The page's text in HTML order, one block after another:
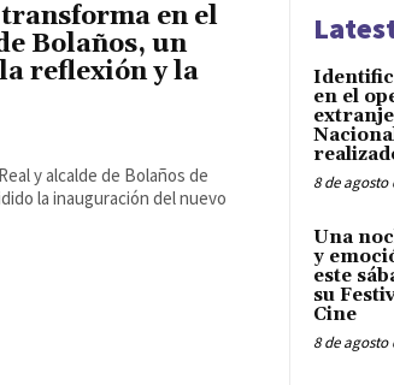
en el
Bolaños, un
reflexión y la
y alcalde de Bolaños de
la inauguración del nuevo
en el
8 de agosto
Una
y
este
su
Cine
8 de agosto